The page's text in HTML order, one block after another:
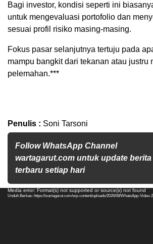
Bagi investor, kondisi seperti ini
untuk mengevaluasi portofolio dan
sesuai profil risiko masing-masing.
Fokus pasar selanjutnya tertuju pada
mampu bangkit dari tekanan atau justru
pelemahan.***
Penulis : Soni Tarsoni
Follow WhatsApp Channel
wartagarut.com untuk update berita
terbaru setiap hari
Pemutar
Video
Media error: Format(s) not supported or source(s) not found
Unduh Berkas: https://wartagarut.com/wp-content/uploads/2026/08/WhatsApp-Video-